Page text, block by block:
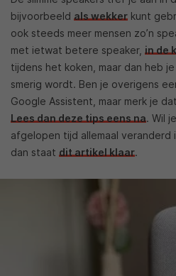
bijvoorbeeld als wekker kunt
ook steeds meer mensen zo’n
met ietwat betere speaker, in de
tijdens het koken, maar dan heb
smerig wordt. Ben je overigens
Google Assistent, maar merk je
Lees dan deze tips eens na. Wil
afgelopen tijd allemaal veranderd
dan staat dit artikel klaar.